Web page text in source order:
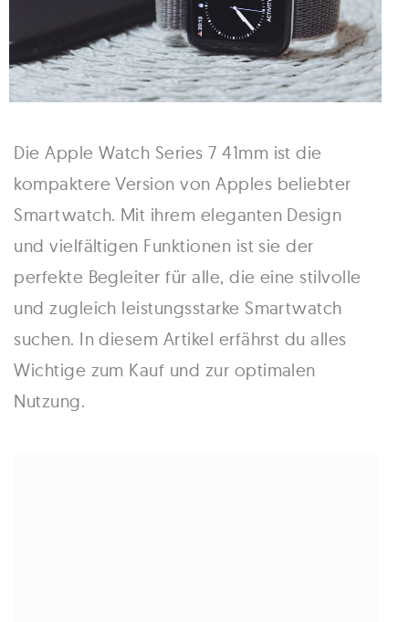
Die Apple Watch Series 7 41mm ist die
kompaktere Version von Apples beliebter
Smartwatch. Mit ihrem eleganten Design
und vielfältigen Funktionen ist sie der
perfekte Begleiter für alle, die eine stilvolle
und zugleich leistungsstarke Smartwatch
suchen. In diesem Artikel erfährst du alles
Wichtige zum Kauf und zur optimalen
Nutzung.